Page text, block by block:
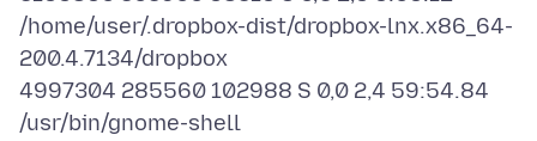
/home/user/.dropbox-dist/dropbox-lnx.x86_64-
200.4.7134/dropbox
4997304 285560 102988 S 0,0 2,4 59:54.84
/usr/bin/gnome-shell